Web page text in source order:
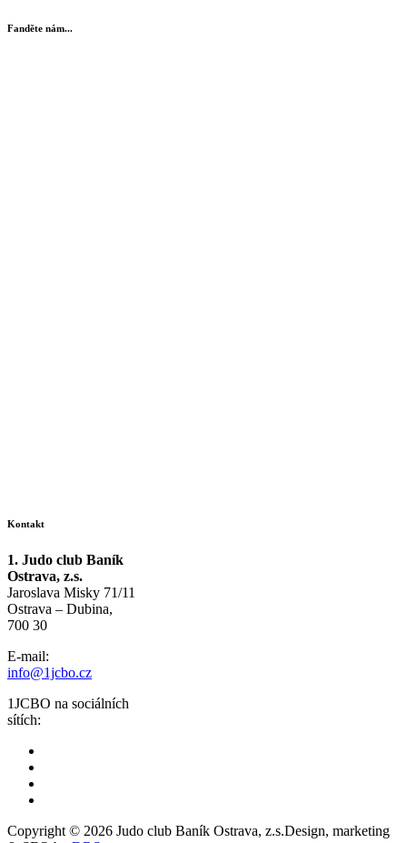
Fanděte nám...
Kontakt
1. Judo club Baník
Ostrava, z.s.
Jaroslava Misky 71/11
Ostrava – Dubina,
700 30
E-mail:
info@1jcbo.cz
1JCBO na sociálních
sítích:
Copyright © 2026 Judo club Baník Ostrava, z.s.Design, marketing